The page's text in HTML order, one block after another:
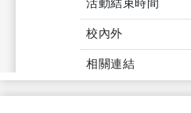
活動結束時間
校內外
相關連結